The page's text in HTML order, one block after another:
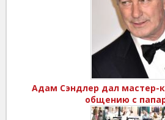
Адам Сэндлер дал мастер-
общению с